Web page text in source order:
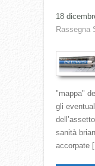
18
Rassegna
"mappa"
gli
sanità
accorpate